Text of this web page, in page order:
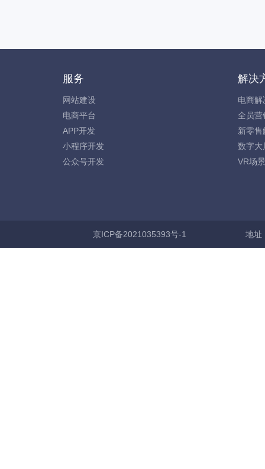
服务
网站建设
电商平台
APP开发
小程序开发
公众号开发
解决
电商解
全员营
新零售
数字大
VR场
京ICP备2021035393号-1 地址